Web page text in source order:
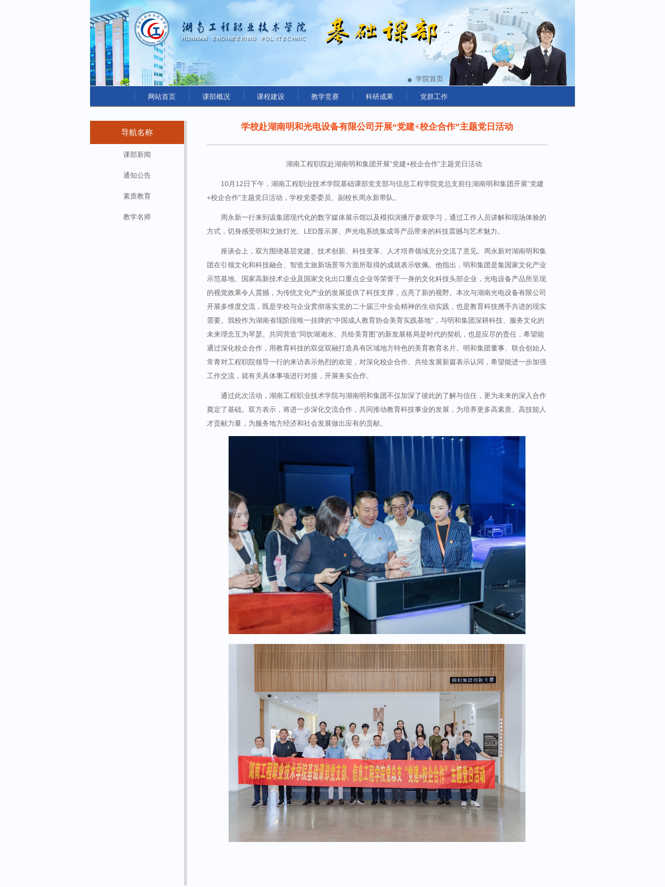
学院首页
网站首页 课部概况 课程建设 教学竞赛 科研成果 党群工作
导航名称
课部新闻
通知公告
素质教育
教学名师
学校赴湖南明和光电设备有限公司开展“党建+校企合作”主题党日活动
湖南工程职院赴湖南明和集团开展“党建+校企合作”主题党日活动
10月12日下午，湖南工程职业技术学院基础课部党支部与信息工程学院党总支前往湖南明和集团开展“党建
+校企合作”主题党日活动， 学校党委委员、副校长周永新带队。
周永新一行来到该集团现代化的数字媒体展示馆以及模拟演播厅参观学习，通过工作人员讲解和现场体验的
方式，切身感受明和文旅灯光、 LED显示屏、声光电系统集成等产品带来的科技震撼与艺术魅力。
座谈会上，双方围绕基层党建、技术创新、科技变革、人才培养领域充分交流了意见。周永新对湖南明和集
团在引领文化和科技融合、智造文旅新场景等方面所取得的成就表示钦佩。他指出，明和集团是集国家文化产业
示范基地、国家高新技术企业及国家文化出口重点企业等荣誉于一身的文化科技头部企业，光电设备产品所呈现
的视觉效果令人震撼，为传统文化产业的发展提供了科技支撑，点亮了新的视野。本次与湖南光电设备有限公司
开展多维度交流，既是学校与企业贯彻落实党的二十届三中全会精神的生动实践，也是教育科技携手共进的现实
需要。我校作为湖南省现阶段唯一挂牌的“中国成人教育协会美育实践基地” ， 与明和集团深耕科技、服务文化的
未来理念互为琴瑟。共同营造“同饮湖湘水、共绘美育图”的新发展格局是时代的契机，也是应尽的责任 ，希望能
通过深化校企合作，用教育科技的双促双融打造具有区域地方特色的美育教育名片。明和集团董事、联合创始人
常青对工程职院领导一行的来访表示热烈的欢迎，对深化校企合作、共绘发展新篇表示认同，希望能进一步加强
工作交流，就有关具体事项进行对接，开展务实合作。
通过此次活动，湖南工程职业技术学院与湖南明和集团不仅加深了彼此的了解与信任，更为未来的深入合作
奠定了基础。双方表示，将进一步深化交流合作，共同推动教育科技事业的发展，为培养更多高素质、高技能人
才贡献力量，为服务地方经济和社会发展做出应有的贡献。